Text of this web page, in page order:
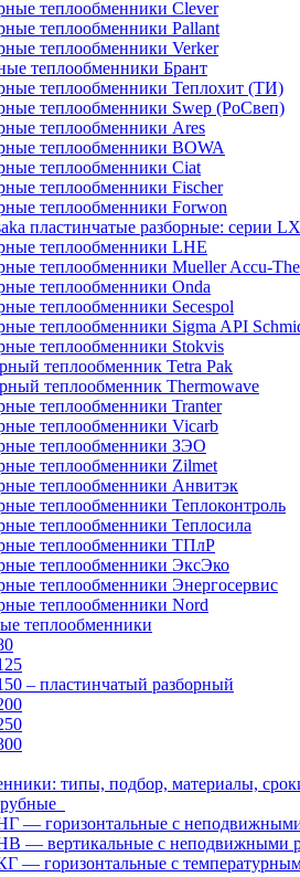
теплообменники Clever
теплообменники Pallant
теплообменники Verker
теплообменники Брант
теплообменники Теплохит (ТИ)
теплообменники Swep (РоСвеп)
теплообменники Ares
теплообменники BOWA
теплообменники Ciat
теплообменники Fischer
теплообменники Forwon
пластинчатые разборные: серии
теплообменники LHE
теплообменники Mueller Accu-
теплообменники Onda
теплообменники Secespol
теплообменники Sigma API
теплообменники Stokvis
теплообменник Tetra Pak
теплообменник Thermowave
теплообменники Tranter
теплообменники Vicarb
теплообменники ЗЭО
теплообменники Zilmet
теплообменники Анвитэк
теплообменники Теплоконтроль
теплообменники Теплосила
теплообменники ТПлР
теплообменники ЭксЭко
теплообменники Энергосервис
теплообменники Nord
теплообменники
– пластинчатый разборный
типы, подбор, материалы,
— горизонтальные с
— вертикальные с неподвижными
— горизонтальные с